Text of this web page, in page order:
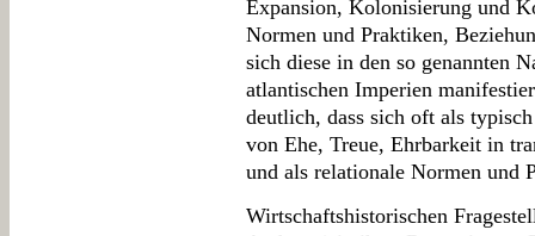
Expansion, Kolonisierung und
Normen und Praktiken,
sich diese in den so genannten
atlantischen Imperien
deutlich, dass sich oft als
von Ehe, Treue, Ehrbarkeit in
und als relationale Normen und
Wirtschaftshistorischen